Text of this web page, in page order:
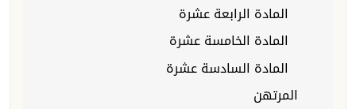
المادة الرابعة عشرة
المادة الخامسة عشرة
المادة السادسة عشرة
المرتهن